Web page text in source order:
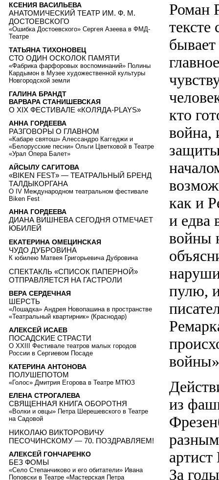
Роман
кто
война,
как и
и едва
войны
пулю,
из
За
КСЕНИЯ ВАСИЛЬЕВА
АНАТОМИЧЕСКИЙ ТЕАТР ИМ. Ф. М.
ДОСТОЕВСКОГО
«Ошибка Достоевского» Сергея Азеева в ФМД-
Театре
ТАТЬЯНА ТИХОНОВЕЦ
СТО ОДИН ОСКОЛОК ПАМЯТИ
«Фабрика фарфоровых воспоминаний» Полины
Кардымон в Музее художественной культуры
Новгородской земли
ГАЛИНА БРАНДТ
ВАРВАРА СТАНИШЕВСКАЯ
О XIX ФЕСТИВАЛЕ «КОЛЯДА-PLAYS»
АННА ГОРДЕЕВА
РАЗГОВОРЫ О ГЛАВНОМ
«Кабаре святош» Алессандро Каггеджи и
«Белорусские песни» Ольги Цветковой в Театре
«Урал Опера Балет»
АЙСЫЛУ САГИТОВА
«BIKEN FEST» — ТЕАТРАЛЬНЫЙ БРЕНД
ТАЛДЫКОРГАНА
О IV Международном театральном фестивале
Biken Fest
АННА ГОРДЕЕВА
ДИАНА ВИШНЕВА СЕГОДНЯ ОТМЕЧАЕТ
ЮБИЛЕЙ
ЕКАТЕРИНА ОМЕЦИНСКАЯ
ЧУДО ДУБРОВИНА
К юбилею Матвея Григорьевича Дубровина
СПЕКТАКЛЬ «СПИСОК ПАПЕРНОЙ»
ОТПРАВЛЯЕТСЯ НА ГАСТРОЛИ
ВЕРА СЕРДЕЧНАЯ
ШЕРСТЬ
«Лошадка» Андрея Новопашина в пространстве
«Театральный квартирник» (Краснодар)
АЛЕКСЕЙ ИСАЕВ
ПОСАДСКИЕ СТРАСТИ
О XXIII Фестивале театров малых городов
России в Сергиевом Посаде
КАТЕРИНА АНТОНОВА
ПОЛУШЕПОТОМ
«Голос» Дмитрия Егорова в Театре МТЮЗ
ЕЛЕНА СТРОГАЛЕВА
СВЯЩЕННАЯ КНИГА ОБОРОТНЯ
«Волки и овцы» Петра Шерешевского в Театре
на Садовой
НИКОЛАЮ ВИКТОРОВИЧУ
ПЕСОЧИНСКОМУ — 70. ПОЗДРАВЛЯЕМ!
АЛЕКСЕЙ ГОНЧАРЕНКО
БЕЗ ФОМЫ
«Село Степанчиково и его обитатели» Ивана
Поповски в Театре «Мастерская Петра